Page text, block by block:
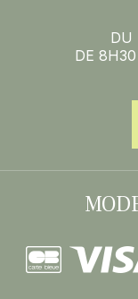
DU
DE